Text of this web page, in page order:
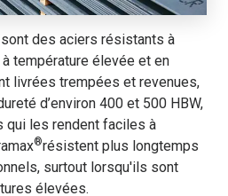
sont des aciers résistants à
température élevée et en
livrées trempées et revenues,
d’environ 400 et 500 HBW,
qui les rendent faciles à
®résistent plus longtemps
surtout lorsqu'ils sont
élevées.